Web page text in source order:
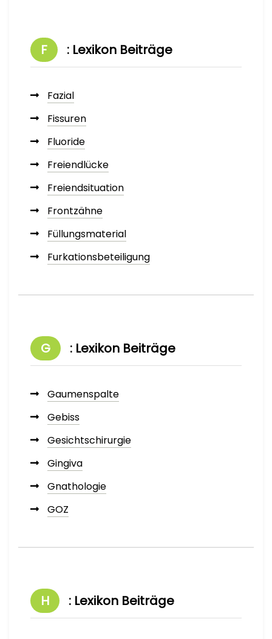
F : Lexikon Beiträge
Fazial
Fissuren
Fluoride
Freiendlücke
Freiendsituation
Frontzähne
Füllungsmaterial
Furkationsbeteiligung
G : Lexikon Beiträge
Gaumenspalte
Gebiss
Gesichtschirurgie
Gingiva
Gnathologie
GOZ
H : Lexikon Beiträge